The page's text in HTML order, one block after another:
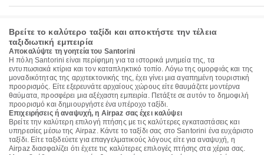
Βρείτε το καλύτερο ταξίδι και αποκτήστε την τέλεια
ταξιδιωτική εμπειρία
Αποκαλύψτε τη γοητεία του Santorini
Η πόλη Santorini είναι περίφημη για τα ιστορικά μνημεία της, τα
εντυπωσιακά κτίρια και τον καταπληκτικό τοπίο. Λόγω της ομορφιάς και της
μοναδικότητας της αρχιτεκτονικής της, έχει γίνει μια αγαπημένη τουριστική
προορισμός. Είτε εξερευνάτε αρχαίους χώρους είτε θαυμάζετε μοντέρνα
θαύματα, προσφέρει μια αξέχαστη εμπειρία. Πετάξτε σε αυτόν το δημοφιλή
προορισμό και δημιουργήστε ένα υπέροχο ταξίδι.
Επιχειρήσεις ή αναψυχή, η Airpaz σας έχει καλύψει
Βρείτε την καλύτερη επιλογή πτήσης με τις καλύτερες εγκαταστάσεις και
υπηρεσίες μέσω της Airpaz. Κάντε το ταξίδι σας στο Santorini ένα ευχάριστο
ταξίδι. Είτε ταξιδεύετε για επαγγελματικούς λόγους είτε για αναψυχή, η
Airpaz διασφαλίζει ότι έχετε τις καλύτερες επιλογές πτήσης στα χέρια σας.